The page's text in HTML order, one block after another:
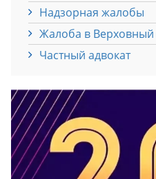
Надзорная жалобы
Жалоба в Верховный
Частный адвокат